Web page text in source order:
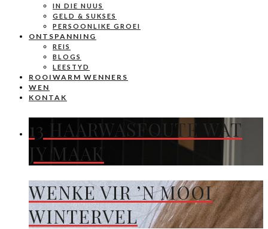
IN DIE NUUS
GELD & SUKSES
PERSOONLIKE GROEI
ONTSPANNING
REIS
BLOGS
LEESTYD
ROOIWARM WENNERS
WEN
KONTAK
13 HAARWASFOUTE WAT
JY MAAK
WENKE VIR ’N MOOI
WINTERVEL